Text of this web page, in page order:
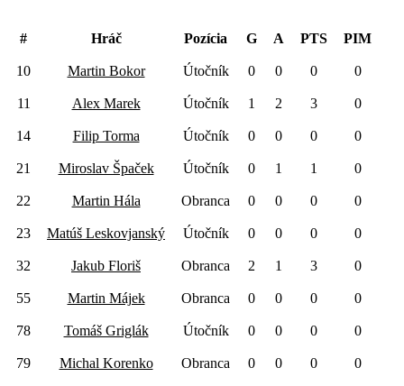
# Hráč Pozícia G A PTS PIM
10 Martin Bokor Útočník 0 0 0 0
11 Alex Marek Útočník 1 2 3 0
14 Filip Torma Útočník 0 0 0 0
21 Miroslav Špaček Útočník 0 1 1 0
22 Martin Hála Obranca 0 0 0 0
23 Matúš Leskovjanský Útočník 0 0 0 0
32 Jakub Floriš Obranca 2 1 3 0
55 Martin Májek Obranca 0 0 0 0
78 Tomáš Griglák Útočník 0 0 0 0
79 Michal Korenko Obranca 0 0 0 0